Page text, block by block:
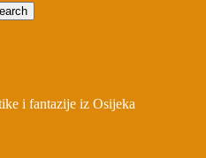
i fantazije iz Osijeka